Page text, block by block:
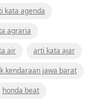
kata agenda
agraria
air
arti kata ajar
kendaraan jawa barat
honda beat